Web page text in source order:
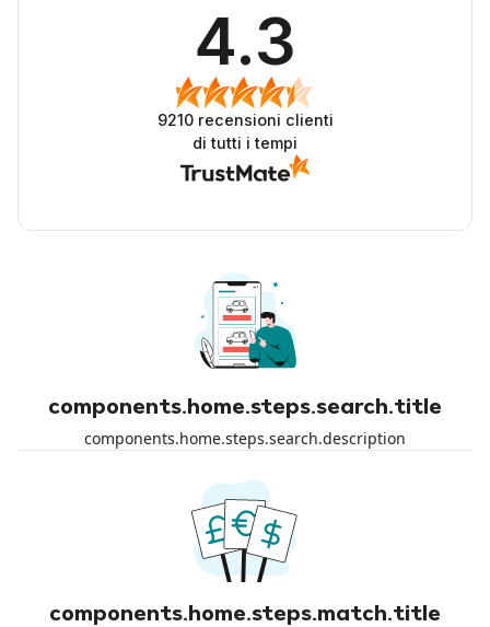
4.3
9210recensioni clienti
di tutti i tempi
components.home.steps.search.title
components.home.steps.search.description
components.home.steps.match.title